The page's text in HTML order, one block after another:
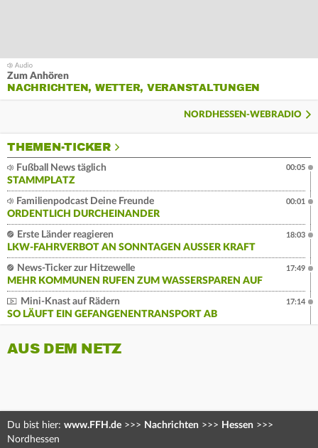
Zum Anhören
NACHRICHTEN, WETTER, VERANSTALTUNGEN
NORDHESSEN-WEBRADIO
THEMEN-TICKER
Fußball News täglich
STAMMPLATZ
00:05
Familienpodcast Deine Freunde
ORDENTLICH DURCHEINANDER
00:01
Erste Länder reagieren
LKW-FAHRVERBOT AN SONNTAGEN AUSSER KRAFT
18:03
News-Ticker zur Hitzewelle
MEHR KOMMUNEN RUFEN ZUM WASSERSPAREN AUF
17:49
Mini-Knast auf Rädern
SO LÄUFT EIN GEFANGENENTRANSPORT AB
17:14
AUS DEM NETZ
Du bist hier: www.FFH.de >>> Nachrichten >>> Hessen >>>
Nordhessen